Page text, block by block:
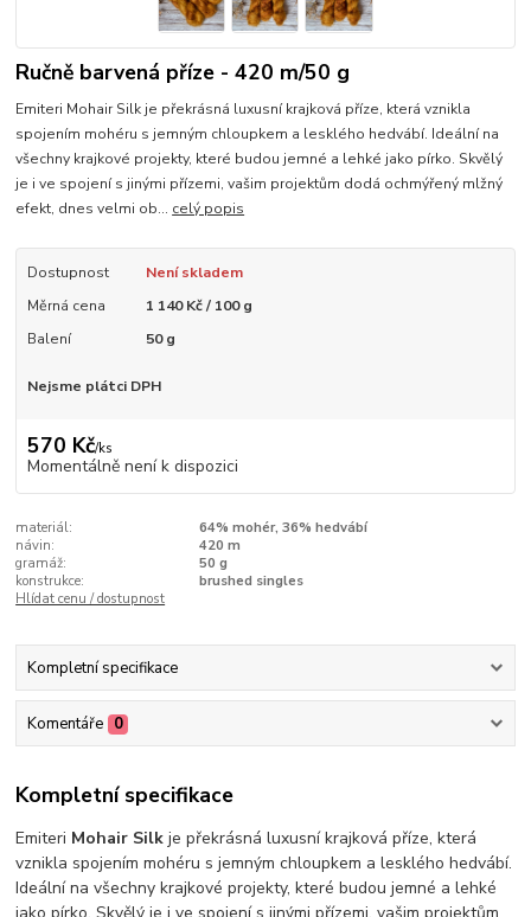
Ručně barvená příze - 420 m/50 g
Emiteri Mohair Silk je překrásná luxusní krajková příze, která vznikla
spojením mohéru s jemným chloupkem a lesklého hedvábí. Ideální na
všechny krajkové projekty, které budou jemné a lehké jako pírko. Skvělý
je i ve spojení s jinými přízemi, vašim projektům dodá ochmýřený mlžný
efekt, dnes velmi ob... celý popis
Dostupnost
Není skladem
Měrná cena
1 140 Kč / 100 g
Balení
50 g
Nejsme plátci DPH
570 Kč/ks
Momentálně není k dispozici
materiál:
64% mohér, 36% hedvábí
návin:
420 m
gramáž:
50 g
konstrukce:
brushed singles
Hlídat cenu / dostupnost
Kompletní specifikace
Komentáře 0
Kompletní specifikace
Emiteri Mohair Silk je překrásná luxusní krajková příze, která
vznikla spojením mohéru s jemným chloupkem a lesklého hedvábí.
Ideální na všechny krajkové projekty, které budou jemné a lehké
jako pírko. Skvělý je i ve spojení s jinými přízemi, vašim projektům